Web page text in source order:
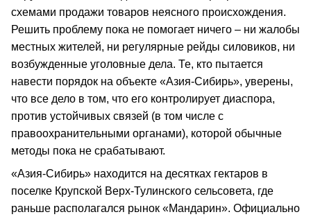
схемами продажи товаров неясного происхождения.
Решить проблему пока не помогает ничего – ни жалобы
местных жителей, ни регулярные рейды силовиков, ни
возбужденные уголовные дела. Те, кто пытается
навести порядок на объекте «Азия-Сибирь», уверены,
что все дело в том, что его контролирует диаспора,
против устойчивых связей (в том числе с
правоохранительными органами), которой обычные
методы пока не срабатывают.
«Азия-Сибирь» находится на десятках гектаров в
поселке Крупской Верх-Тулинского сельсовета, где
раньше располагался рынок «Мандарин». Официально